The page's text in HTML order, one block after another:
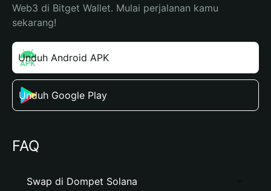
Web3 di Bitget Wallet. Mulai perjalanan kamu
sekarang!
Unduh Android APK
Unduh Google Play
FAQ
Swap di Dompet Solana